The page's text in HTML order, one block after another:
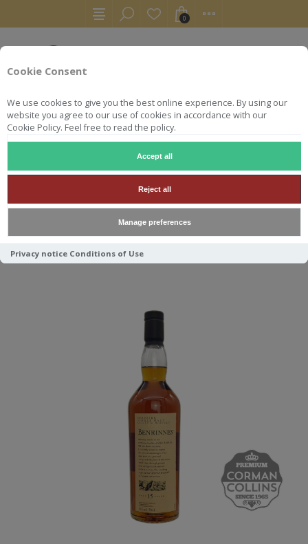
Cookie Consent
We use cookies to give you the best online experience. By using our
website you agree to our use of cookies in accordance with our
Cookie Policy. Feel free to read the policy.
Accept all
Reject all
Manage preferences
Privacy notice Conditions of Use
0
BENRINNES 70 CL 43° FLORA
AND FAUNA 15ANS